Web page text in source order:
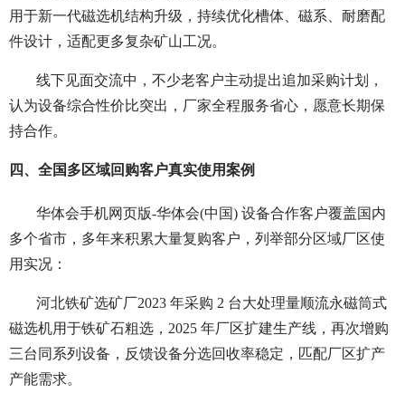
用于新一代磁选机结构升级，持续优化槽体、磁系、耐磨配
件设计，适配更多复杂矿山工况。
线下见面交流中，不少老客户主动提出追加采购计划，
认为设备综合性价比突出，厂家全程服务省心，愿意长期保
持合作。
四、全国多区域回购客户真实使用案例
华体会手机网页版-华体会(中国) 设备合作客户覆盖国内
多个省市，多年来积累大量复购客户，列举部分区域厂区使
用实况：
河北铁矿选矿厂2023 年采购 2 台大处理量顺流永磁筒式
磁选机用于铁矿石粗选，2025 年厂区扩建生产线，再次增购
三台同系列设备，反馈设备分选回收率稳定，匹配厂区扩产
产能需求。